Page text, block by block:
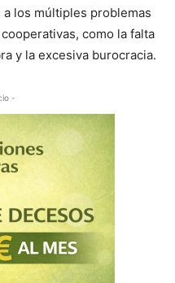
los múltiples problemas
como la falta
y la excesiva burocracia.
-